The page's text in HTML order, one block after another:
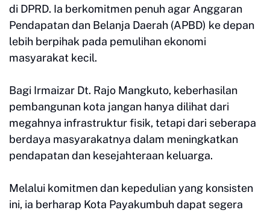
di DPRD. Ia berkomitmen penuh agar Anggaran
Pendapatan dan Belanja Daerah (APBD) ke depan
lebih berpihak pada pemulihan ekonomi
masyarakat kecil.
Bagi Irmaizar Dt. Rajo Mangkuto, keberhasilan
pembangunan kota jangan hanya dilihat dari
megahnya infrastruktur fisik, tetapi dari seberapa
berdaya masyarakatnya dalam meningkatkan
pendapatan dan kesejahteraan keluarga.
Melalui komitmen dan kepedulian yang konsisten
ini, ia berharap Kota Payakumbuh dapat segera